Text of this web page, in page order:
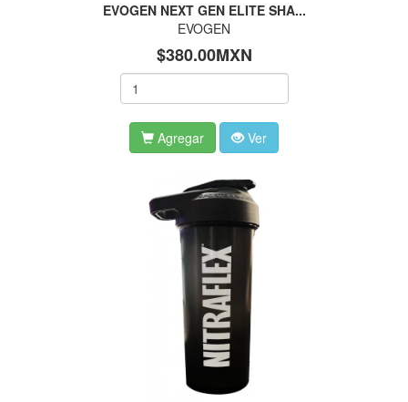
EVOGEN NEXT GEN ELITE SHA...
EVOGEN
$380.00MXN
Agregar Ver